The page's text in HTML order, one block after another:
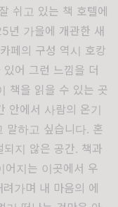
쉬고 있는 책 호텔에
년 가을에 개관한 새
페의 구성 역시 호캉
어 그런 느낌을 더
책을 읽을 수 있는 곳
안에서 사람의 온기
말하고 싶습니다. 혼
지 않은 공간. 책과
어지는 이곳에서 우
가며 내 마음의 에